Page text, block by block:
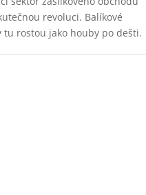
revoluci. Balíkové
tu rostou jako houby po dešti.